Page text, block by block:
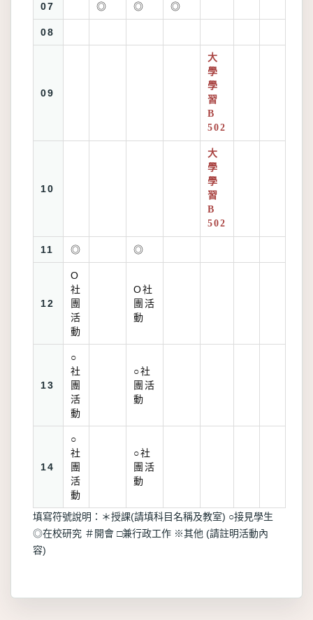
07 ◎ ◎ ◎
08
09
大
學
學
習
B
502
10
大
學
學
習
B
502
11 ◎ ◎
12
O
社
團
活
動
O社
團活
動
13
○
社
團
活
動
○社
團活
動
14
○
社
團
活
動
○社
團活
動
填寫符號說明：＊授課(請填科目名稱及教室) ○接見學生
◎在校研究 ＃開會 □兼行政工作 ※其他 (請註明活動內
容)